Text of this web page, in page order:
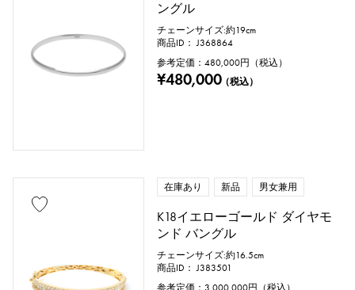
ングル
チェーンサイズ:約19cm
商品ID： J368864
参考定価：480,000円（税込）
¥480,000（税込）
在庫あり 新品 男女兼用
K18イエローゴールド ダイヤモ
ンド バングル
チェーンサイズ:約16.5cm
商品ID： J383501
参考定価：3,000,000円（税込）